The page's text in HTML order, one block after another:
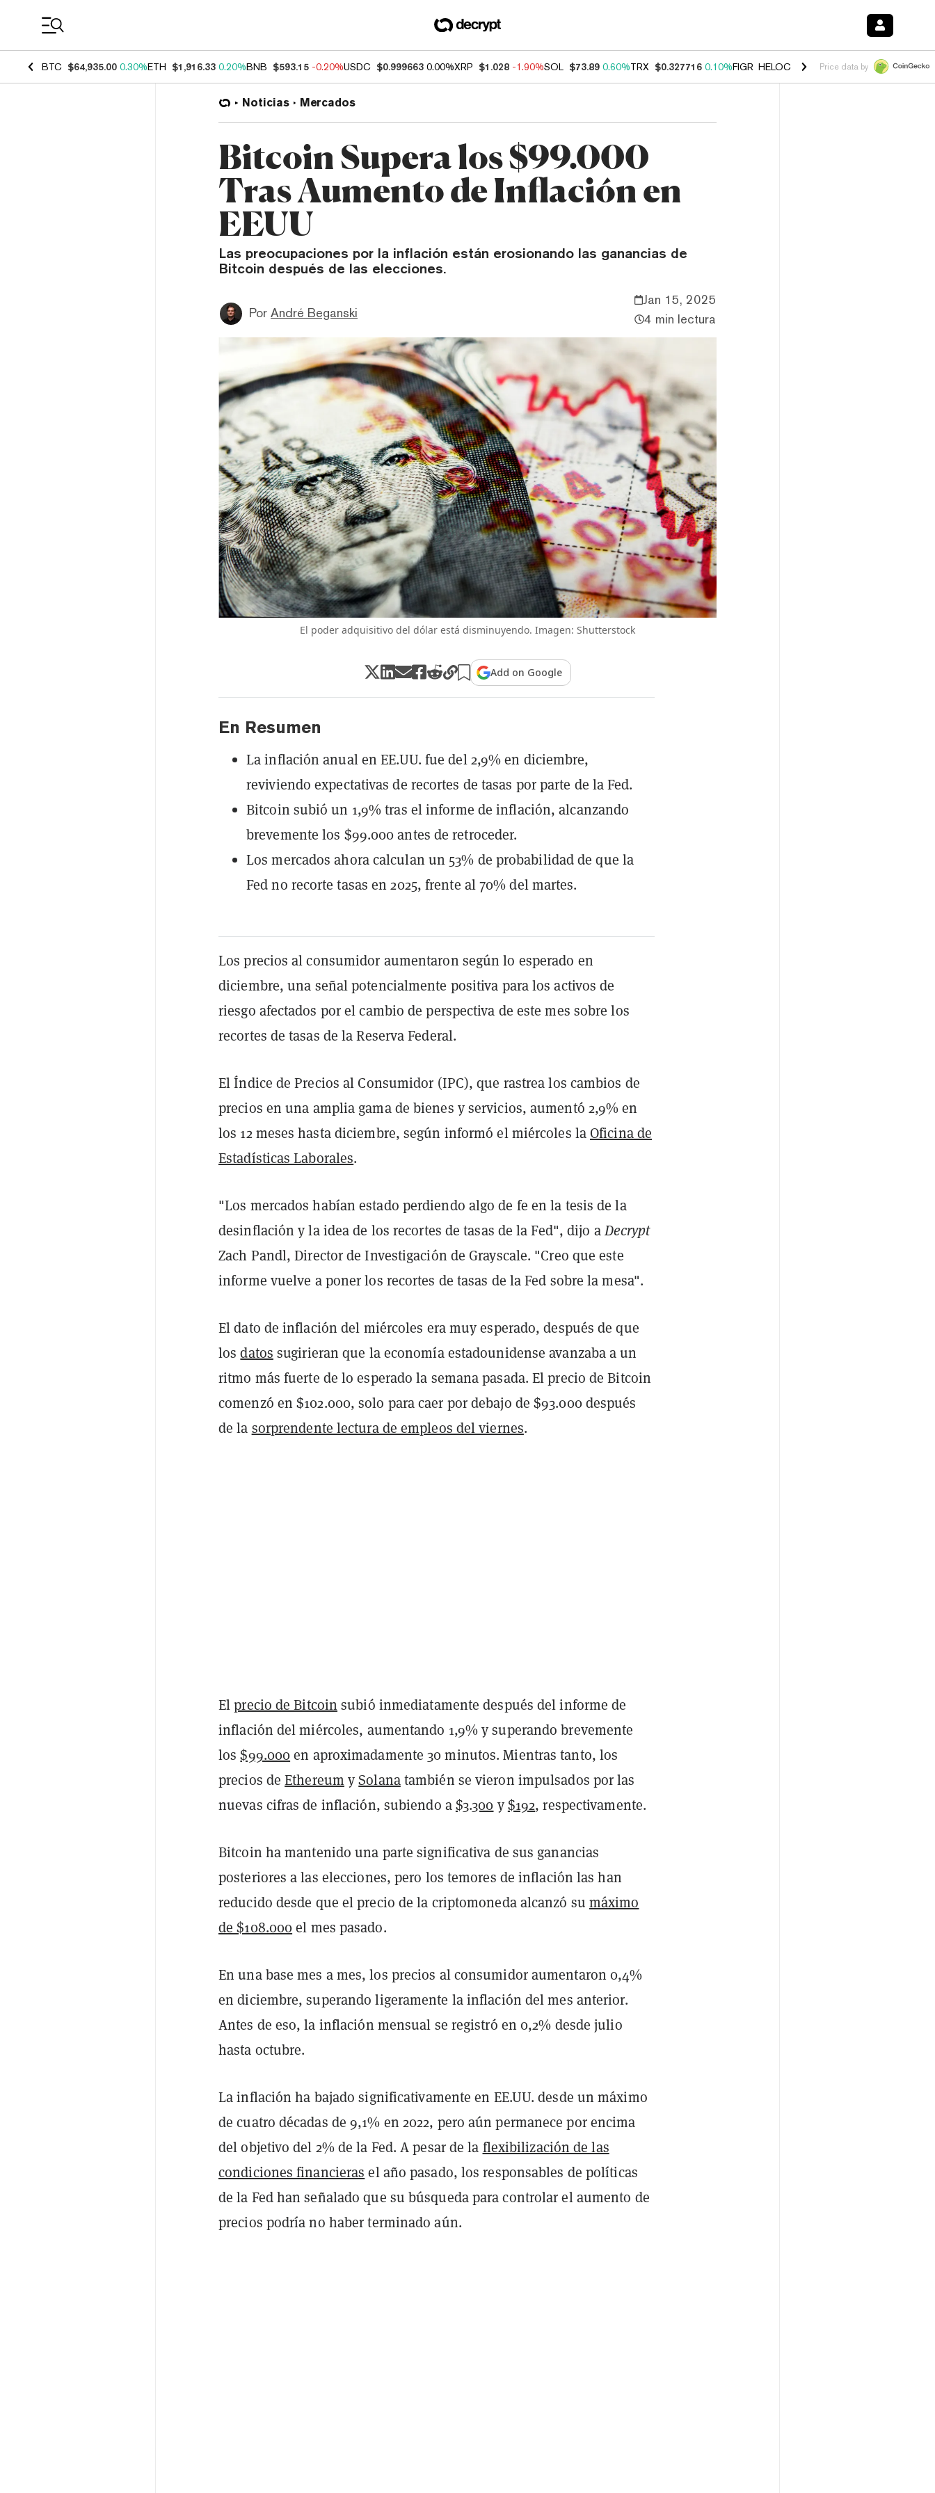
BTC $64,935.00 0.30%ETH $1,916.33 0.20%BNB $593.15 -0.20%USDC $0.999663 0.00%XRP $1.028 -1.90%SOL $73.89 0.60%TRX $0.327716 0.10%FIGR_HELOC $1.038 1.80%HYPE $55.55 -
Price data by
Noticias Mercados
Bitcoin Supera los $99.000
Tras Aumento de Inflación en
EEUU
Las preocupaciones por la inflación están erosionando las ganancias de
Bitcoin después de las elecciones.
Por André Beganski
Jan 15, 2025
4 min lectura
El poder adquisitivo del dólar está disminuyendo. Imagen: Shutterstock
Add on Google
En Resumen
La inflación anual en EE.UU. fue del 2,9% en diciembre,
reviviendo expectativas de recortes de tasas por parte de la Fed.
Bitcoin subió un 1,9% tras el informe de inflación, alcanzando
brevemente los $99.000 antes de retroceder.
Los mercados ahora calculan un 53% de probabilidad de que la
Fed no recorte tasas en 2025, frente al 70% del martes.
Los precios al consumidor aumentaron según lo esperado en
diciembre, una señal potencialmente positiva para los activos de
riesgo afectados por el cambio de perspectiva de este mes sobre los
recortes de tasas de la Reserva Federal.
El Índice de Precios al Consumidor (IPC), que rastrea los cambios de
precios en una amplia gama de bienes y servicios, aumentó 2,9% en
los 12 meses hasta diciembre, según informó el miércoles la Oficina de
Estadísticas Laborales.
"Los mercados habían estado perdiendo algo de fe en la tesis de la
desinflación y la idea de los recortes de tasas de la Fed", dijo aDecrypt
Zach Pandl, Director de Investigación de Grayscale. "Creo que este
informe vuelve a poner los recortes de tasas de la Fed sobre la mesa".
El dato de inflación del miércoles era muy esperado, después de que
losdatos sugirieran que la economía estadounidense avanzaba a un
ritmo más fuerte de lo esperado la semana pasada. El precio de Bitcoin
comenzó en $102.000, solo para caer por debajo de $93.000 después
de la sorprendente lectura de empleos del viernes.
Elprecio de Bitcoin subió inmediatamente después del informe de
inflación del miércoles, aumentando 1,9% y superando brevemente
los$99.000en aproximadamente 30 minutos. Mientras tanto, los
precios deEthereum ySolanatambién se vieron impulsados por las
nuevas cifras de inflación, subiendo a$3.300 y$192, respectivamente.
Bitcoin ha mantenido una parte significativa de sus ganancias
posteriores a las elecciones, pero los temores de inflación las han
reducido desde que el precio de la criptomoneda alcanzó su máximo
de $108.000el mes pasado.
En una base mes a mes, los precios al consumidor aumentaron 0,4%
en diciembre, superando ligeramente la inflación del mes anterior.
Antes de eso, la inflación mensual se registró en 0,2% desde julio
hasta octubre.
La inflación ha bajado significativamente en EE.UU. desde un máximo
de cuatro décadas de 9,1% en 2022, pero aún permanece por encima
del objetivo del 2% de la Fed. A pesar de la flexibilización de las
condiciones financieras el año pasado, los responsables de políticas
de la Fed han señalado que su búsqueda para controlar el aumento de
precios podría no haber terminado aún.